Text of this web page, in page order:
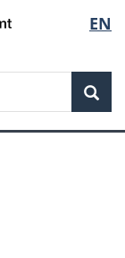
de
la
EN